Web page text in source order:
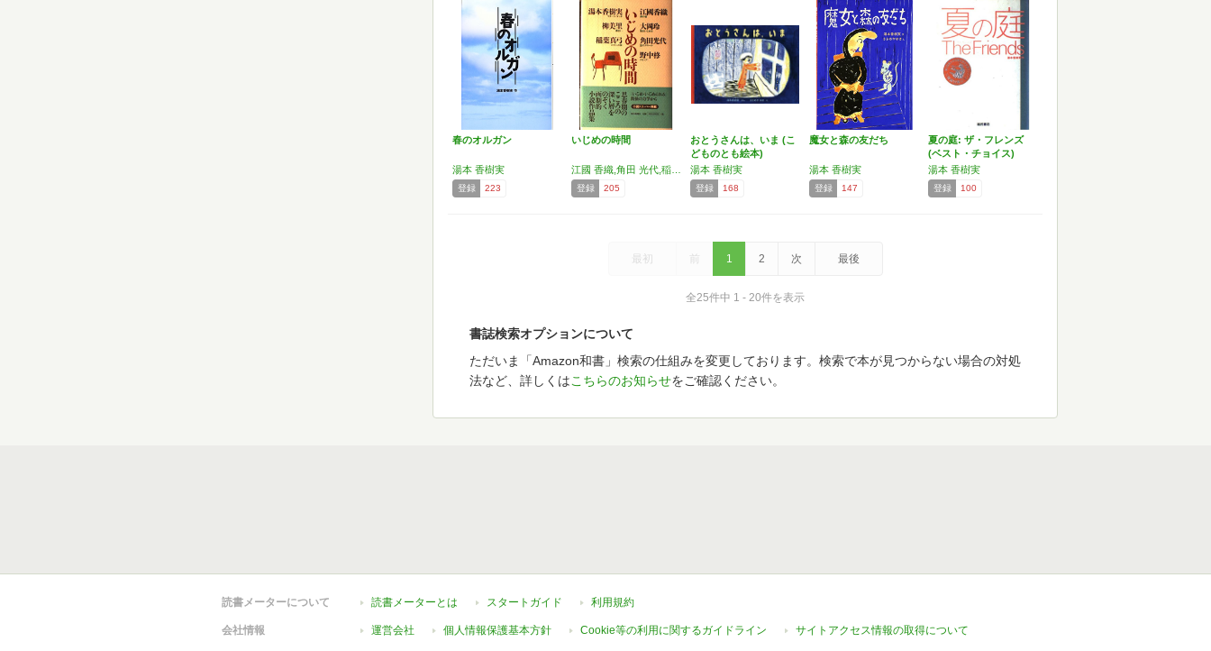
春のオルガン
湯本 香樹実
登録 223
いじめの時間
登録 205
おとうさんは、いま (こ
どものとも絵本)
湯本 香樹実
登録 168
魔女と森の友だち
湯本 香樹実
登録 147
夏の庭: ザ・フレンズ
(ベスト・チョイス)
湯本 香樹実
登録 100
最初 前 1 2 次 最後
全25件中 1 - 20件を表示
書誌検索オプションについて
ただいま「Amazon和書」検索の仕組みを変更しております。検索で本が見つからない場合の対処
法など、詳しくはこちらのお知らせをご確認ください。
読書メーターについて 読書メーターとは スタートガイド 利用規約
会社情報 運営会社 個人情報保護基本方針 Cookie等の利用に関するガイドライン サイトアクセス情報の取得について